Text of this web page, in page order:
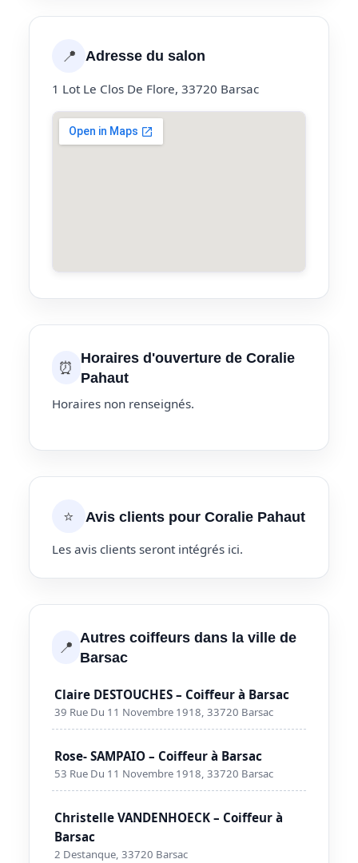
📍 Adresse du salon
1 Lot Le Clos De Flore, 33720 Barsac
⏰
Horaires d'ouverture de Coralie
Pahaut
Horaires non renseignés.
⭐ Avis clients pour Coralie Pahaut
Les avis clients seront intégrés ici.
📍 Autres coiffeurs dans la ville de
Barsac
Claire DESTOUCHES – Coiffeur à Barsac
39 Rue Du 11 Novembre 1918, 33720 Barsac
Rose- SAMPAIO – Coiffeur à Barsac
53 Rue Du 11 Novembre 1918, 33720 Barsac
Christelle VANDENHOECK – Coiffeur à
Barsac
2 Destanque, 33720 Barsac